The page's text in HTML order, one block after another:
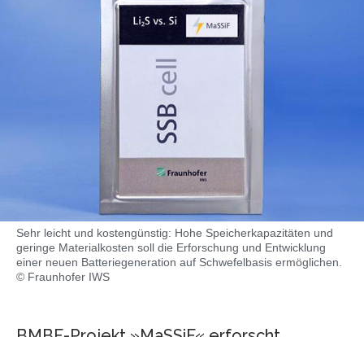
Sehr leicht und kostengünstig: Hohe Speicherkapazitäten und
geringe Materialkosten soll die Erforschung und Entwicklung
einer neuen Batteriegeneration auf Schwefelbasis ermöglichen.
© Fraunhofer IWS